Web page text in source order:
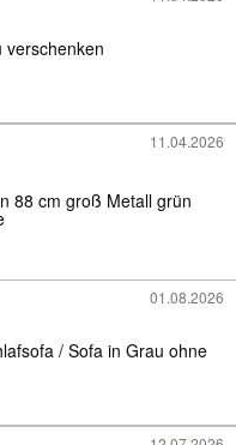
verschenken
11.04.2026
88 cm groß Metall grün
01.08.2026
/ Sofa in Grau ohne